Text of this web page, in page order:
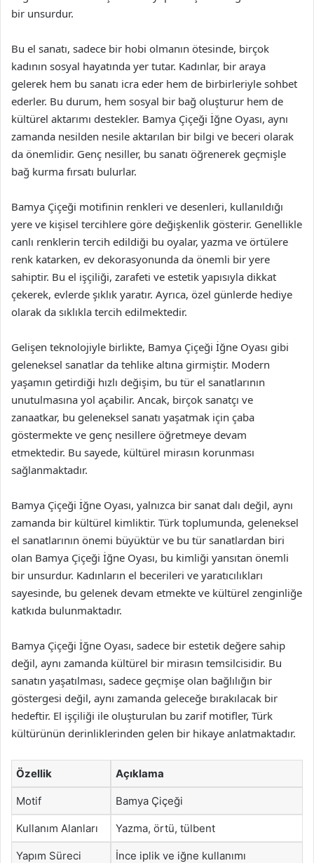
bir unsurdur.
Bu el sanatı, sadece bir hobi olmanın ötesinde, birçok
kadının sosyal hayatında yer tutar. Kadınlar, bir araya
gelerek hem bu sanatı icra eder hem de birbirleriyle sohbet
ederler. Bu durum, hem sosyal bir bağ oluşturur hem de
kültürel aktarımı destekler. Bamya Çiçeği İğne Oyası, aynı
zamanda nesilden nesile aktarılan bir bilgi ve beceri olarak
da önemlidir. Genç nesiller, bu sanatı öğrenerek geçmişle
bağ kurma fırsatı bulurlar.
Bamya Çiçeği motifinin renkleri ve desenleri, kullanıldığı
yere ve kişisel tercihlere göre değişkenlik gösterir. Genellikle
canlı renklerin tercih edildiği bu oyalar, yazma ve örtülere
renk katarken, ev dekorasyonunda da önemli bir yere
sahiptir. Bu el işçiliği, zarafeti ve estetik yapısıyla dikkat
çekerek, evlerde şıklık yaratır. Ayrıca, özel günlerde hediye
olarak da sıklıkla tercih edilmektedir.
Gelişen teknolojiyle birlikte, Bamya Çiçeği İğne Oyası gibi
geleneksel sanatlar da tehlike altına girmiştir. Modern
yaşamın getirdiği hızlı değişim, bu tür el sanatlarının
unutulmasına yol açabilir. Ancak, birçok sanatçı ve
zanaatkar, bu geleneksel sanatı yaşatmak için çaba
göstermekte ve genç nesillere öğretmeye devam
etmektedir. Bu sayede, kültürel mirasın korunması
sağlanmaktadır.
Bamya Çiçeği İğne Oyası, yalnızca bir sanat dalı değil, aynı
zamanda bir kültürel kimliktir. Türk toplumunda, geleneksel
el sanatlarının önemi büyüktür ve bu tür sanatlardan biri
olan Bamya Çiçeği İğne Oyası, bu kimliği yansıtan önemli
bir unsurdur. Kadınların el becerileri ve yaratıcılıkları
sayesinde, bu gelenek devam etmekte ve kültürel zenginliğe
katkıda bulunmaktadır.
Bamya Çiçeği İğne Oyası, sadece bir estetik değere sahip
değil, aynı zamanda kültürel bir mirasın temsilcisidir. Bu
sanatın yaşatılması, sadece geçmişe olan bağlılığın bir
göstergesi değil, aynı zamanda geleceğe bırakılacak bir
hedeftir. El işçiliği ile oluşturulan bu zarif motifler, Türk
kültürünün derinliklerinden gelen bir hikaye anlatmaktadır.
Özellik Açıklama
Motif Bamya Çiçeği
Kullanım Alanları Yazma, örtü, tülbent
Yapım Süreci İnce iplik ve iğne kullanımı